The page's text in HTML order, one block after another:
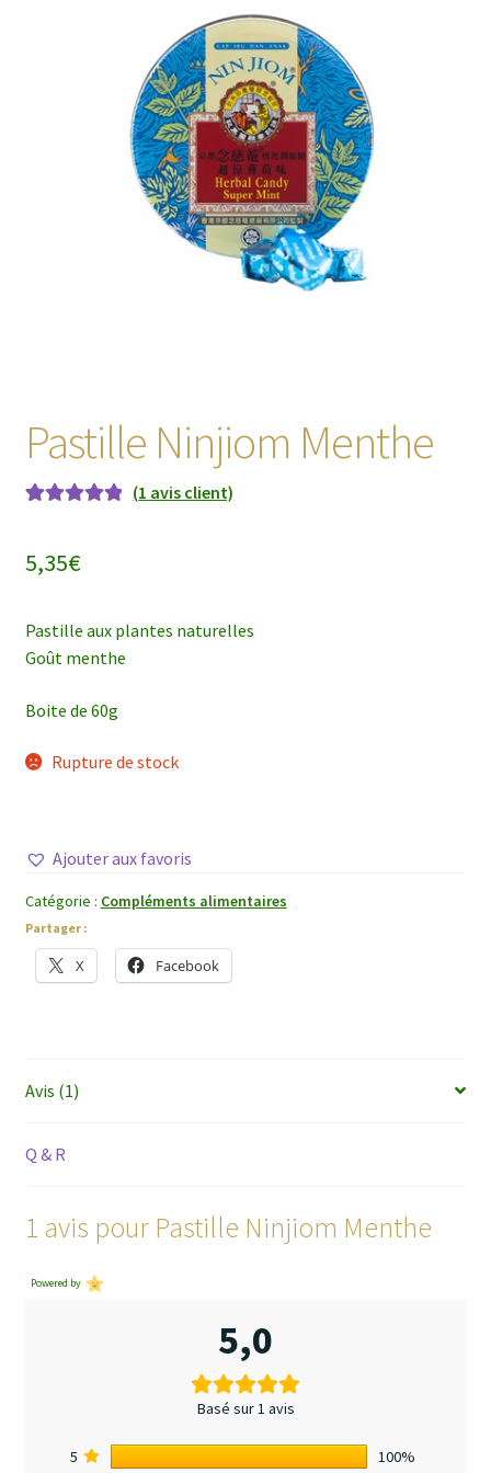
Pastille Ninjiom Menthe
notation
(1 avis client)
5,35€
Pastille aux plantes naturelles
Goût menthe
Boite de 60g
Rupture de stock
Ajouter aux favoris
Catégorie : Compléments alimentaires
Partager :
X Facebook
Avis (1)
Q & R
1 avis pour Pastille Ninjiom Menthe
Powered by
5,0
Basé sur 1 avis
5 100%